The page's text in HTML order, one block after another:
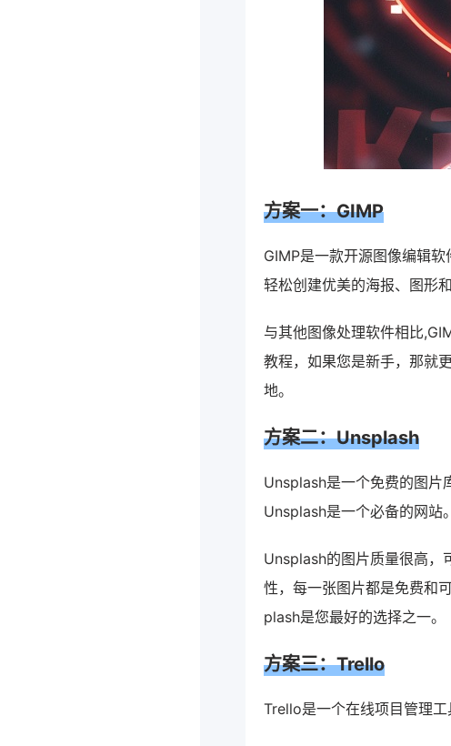
方案一：GIMP
GIMP是一款开源图像编辑
轻松创建优美的海报、图形和
与其他图像处理软件相比
教程，如果您是新手，那就
地。
方案二：Unsplash
Unsplash是一个免费的图片
Unsplash是一个必备的网站。
Unsplash的图片质量很高，
性，每一张图片都是免费和
plash是您最好的选择之一。
方案三：Trello
Trello是一个在线项目管理工